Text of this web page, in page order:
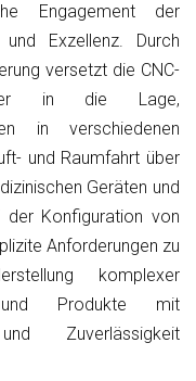
Engagement der
Exzellenz. Durch
versetzt die CNC-
in die Lage,
in verschiedenen
und Raumfahrt über
Geräten und
der Konfiguration von
Anforderungen zu
komplexer
und Produkte mit
Zuverlässigkeit